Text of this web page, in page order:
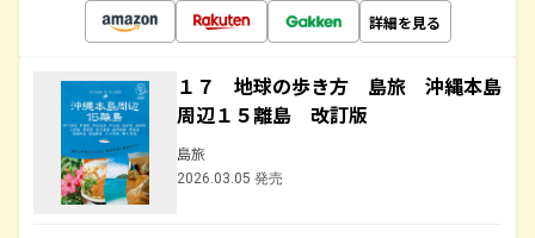
詳細を見る
１７ 地球の歩き方 島旅 沖縄本島
周辺１５離島 改訂版
島旅
2026.03.05 発売